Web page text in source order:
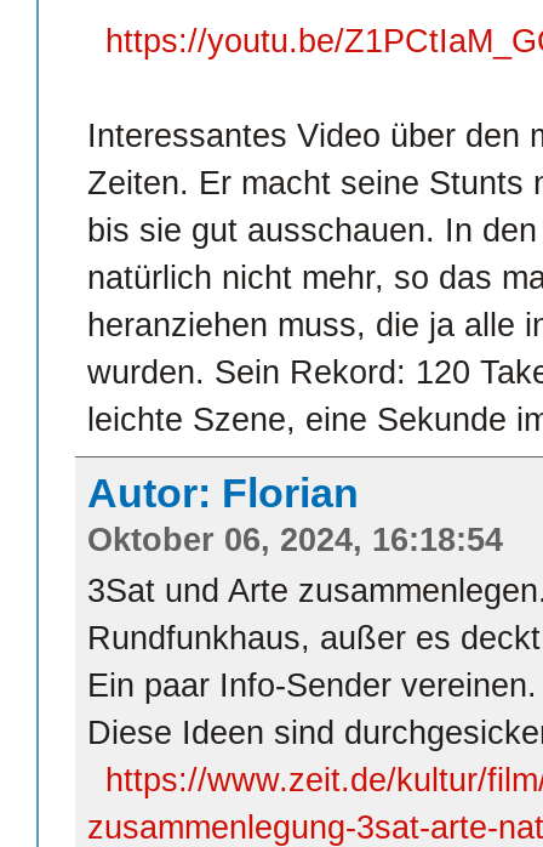
https://youtu.be/
Interessantes Video über den
Zeiten. Er macht seine Stunts
bis sie gut ausschauen. In
natürlich nicht mehr, so das
heranziehen muss, die ja alle
wurden. Sein Rekord: 120
leichte Szene, eine Sekunde
Autor: Florian
Oktober 06, 2024, 16:18:54
3Sat und Arte
Rundfunkhaus, außer es
Ein paar Info-Sender vereinen.
Diese Ideen sind
https://www.zeit.de/kultur/
zusammenlegung-3sat-arte-